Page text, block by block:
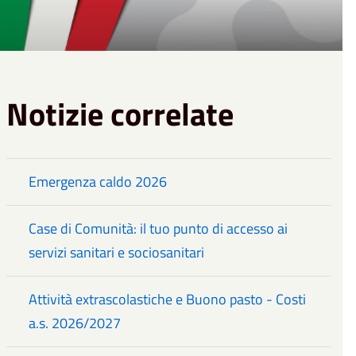
Notizie correlate
Emergenza caldo 2026
Case di Comunità: il tuo punto di accesso ai
servizi sanitari e sociosanitari
Attività extrascolastiche e Buono pasto - Costi
a.s. 2026/2027